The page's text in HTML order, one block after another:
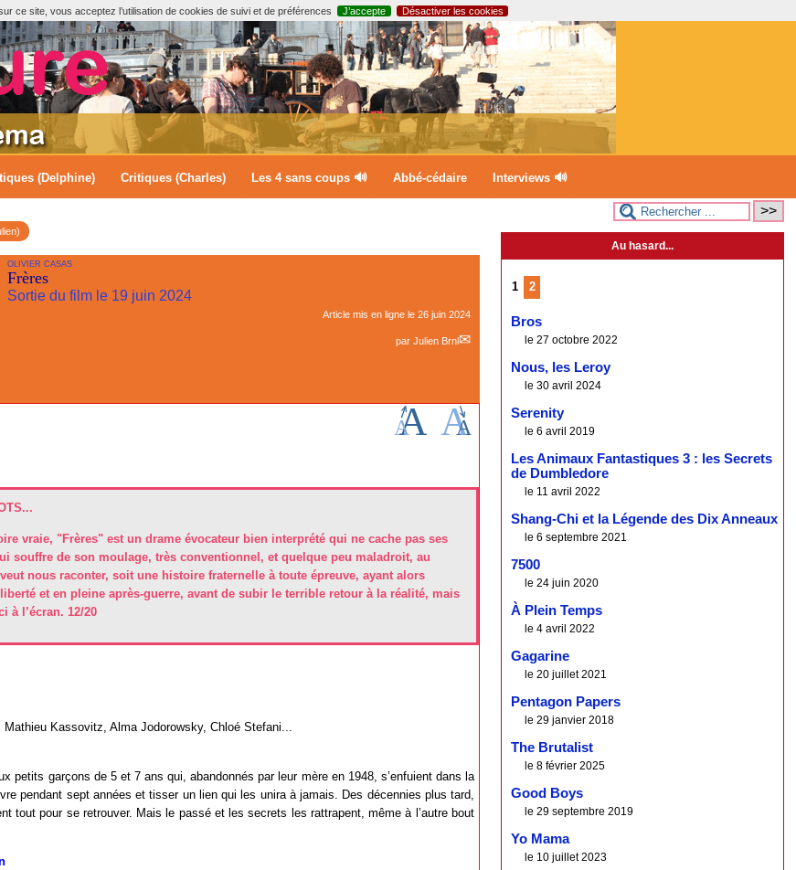
ce site, vous acceptez l’utilisation de cookies de suivi et de préférences J’accepte Désactiver les cookies
(Delphine) Critiques (Charles) Les 4 sans coups 🔊 Abbé-cédaire Interviews 🔊
OLIVIER CASAS
Frères
Sortie du film le 19 juin 2024
Article mis en ligne le 26 juin 2024
par Julien Brnl
vraie, "Frères" est un drame évocateur bien interprété qui ne cache pas ses
souffre de son moulage, très conventionnel, et quelque peu maladroit, au
nous raconter, soit une histoire fraternelle à toute épreuve, ayant alors
et en pleine après-guerre, avant de subir le terrible retour à la réalité, mais
à l’écran. 12/20
Mathieu Kassovitz, Alma Jodorowsky, Chloé Stefani...
petits garçons de 5 et 7 ans qui, abandonnés par leur mère en 1948, s’enfuient dans la
pendant sept années et tisser un lien qui les unira à jamais. Des décennies plus tard,
tout pour se retrouver. Mais le passé et les secrets les rattrapent, même à l’autre bout
Au hasard...
1 2
Bros
le 27 octobre 2022
Nous, les Leroy
le 30 avril 2024
Serenity
le 6 avril 2019
Les Animaux Fantastiques 3 : les Secrets
de Dumbledore
le 11 avril 2022
Shang-Chi et la Légende des Dix Anneaux
le 6 septembre 2021
7500
le 24 juin 2020
À Plein Temps
le 4 avril 2022
Gagarine
le 20 juillet 2021
Pentagon Papers
le 29 janvier 2018
The Brutalist
le 8 février 2025
Good Boys
le 29 septembre 2019
Yo Mama
le 10 juillet 2023